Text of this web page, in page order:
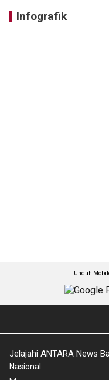
Infografik
Unduh
Jelajahi ANTARA News
Nasional